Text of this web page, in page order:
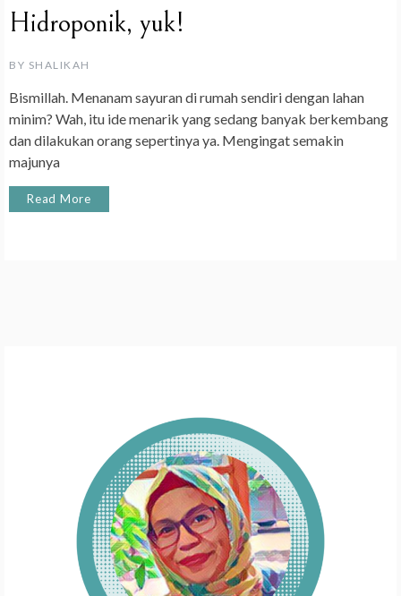
Hidroponik, yuk!
BY SHALIKAH
Bismillah. Menanam sayuran di rumah sendiri dengan lahan
minim? Wah, itu ide menarik yang sedang banyak berkembang
dan dilakukan orang sepertinya ya. Mengingat semakin
majunya
Read More